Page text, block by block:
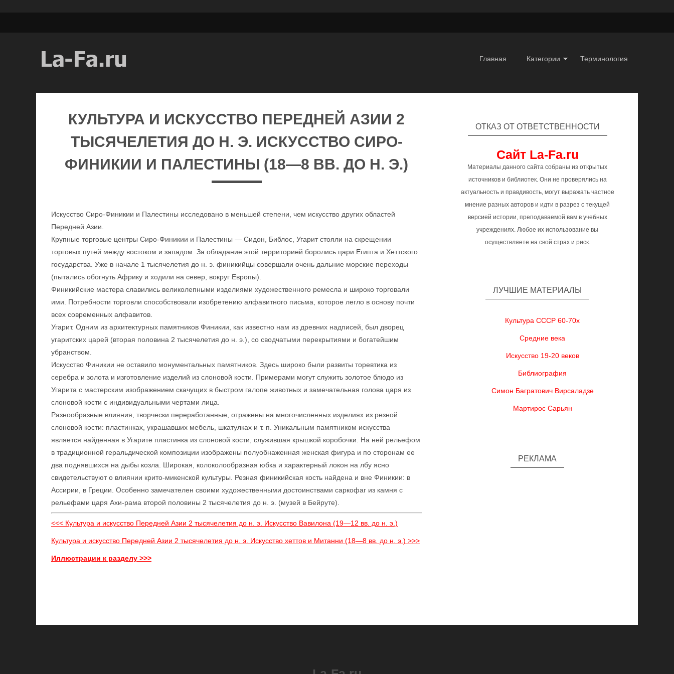
Главная Категории Терминология
КУЛЬТУРА И ИСКУССТВО ПЕРЕДНЕЙ АЗИИ 2
ТЫСЯЧЕЛЕТИЯ ДО Н. Э. ИСКУССТВО СИРО-
ФИНИКИИ И ПАЛЕСТИНЫ (18—8 ВВ. ДО Н. Э.)
Искусство Сиро-Финикии и Палестины исследовано в меньшей степени, чем искусство других областей
Передней Азии.
Крупные торговые центры Сиро-Финикии и Палестины — Сидон, Библос, Угарит стояли на скрещении
торговых путей между востоком и западом. За обладание этой территорией боролись цари Египта и Хеттского
государства. Уже в начале 1 тысячелетия до н. э. финикийцы совершали очень дальние морские переходы
(пытались обогнуть Африку и ходили на север, вокруг Европы).
Финикийские мастера славились великолепными изделиями художественного ремесла и широко торговали
ими. Потребности торговли способствовали изобретению алфавитного письма, которое легло в основу почти
всех современных алфавитов.
Угарит. Одним из архитектурных памятников Финикии, как известно нам из древних надписей, был дворец
угаритских царей (вторая половина 2 тысячелетия до н. э.), со сводчатыми перекрытиями и богатейшим
убранством.
Искусство Финикии не оставило монументальных памятников. Здесь широко были развиты торевтика из
серебра и золота и изготовление изделий из слоновой кости. Примерами могут служить золотое блюдо из
Угарита с мастерским изображением скачущих в быстром галопе животных и замечательная голова царя из
слоновой кости с индивидуальными чертами лица.
Разнообразные влияния, творчески переработанные, отражены на многочисленных изделиях из резной
слоновой кости: пластинках, украшавших мебель, шкатулках и т. п. Уникальным памятником искусства
является найденная в Угарите пластинка из слоновой кости, служившая крышкой коробочки. На ней рельефом
в традиционной геральдической композиции изображены полуобнаженная женская фигура и по сторонам ее
два поднявшихся на дыбы козла. Широкая, колоколообразная юбка и характерный локон на лбу ясно
свидетельствуют о влиянии крито-микенской культуры. Резная финикийская кость найдена и вне Финикии: в
Ассирии, в Греции. Особенно замечателен своими художественными достоинствами саркофаг из камня с
рельефами царя Ахи-рама второй половины 2 тысячелетия до н. э. (музей в Бейруте).
<<< Культура и искусство Передней Азии 2 тысячелетия до н. э. Искусство Вавилона (19—12 вв. до н. э.)
Культура и искусство Передней Азии 2 тысячелетия до н. э. Искусство хеттов и Митанни (18—8 вв. до н. э.) >>>
Иллюстрации к разделу >>>
ОТКАЗ ОТ ОТВЕТСТВЕННОСТИ
Сайт La-Fa.ru
Материалы данного сайта собраны из открытых
источников и библиотек. Они не проверялись на
актуальность и правдивость, могут выражать частное
мнение разных авторов и идти в разрез с текущей
версией истории, преподаваемой вам в учебных
учреждениях. Любое их использование вы
осуществляете на свой страх и риск.
ЛУЧШИЕ МАТЕРИАЛЫ
Культура СССР 60-70х
Средние века
Искусство 19-20 веков
Библиография
Симон Багратович Вирсаладзе
Мартирос Сарьян
РЕКЛАМА